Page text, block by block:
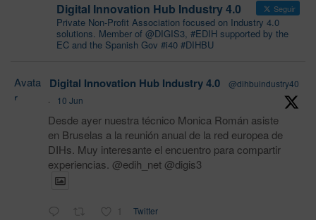
Digital Innovation Hub Industry 4.0 Seguir
Private Non-Profit Association focused on Industry 4.0
solutions. Member of @DIGIS3, #EDIH supported by the
EC and the Spanish Gov #i40 #DIHBU
Avata
r
Digital Innovation Hub Industry 4.0
@dihbuindustry40
·
10 Jun
Desde ayer nuestra técnico Monica Román asiste
en Bruselas a la reunión anual de la red europea de
DIHs. Muy interesante el encuentro para compartir
experiencias. @edih_net @digis3
1 Twitter